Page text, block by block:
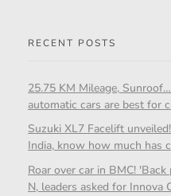
RECENT POSTS
25.75 KM Mileage,
automatic cars are best for
Suzuki XL7 Facelift
India, know how much has
Roar over car in BMC!
N, leaders asked for Innova